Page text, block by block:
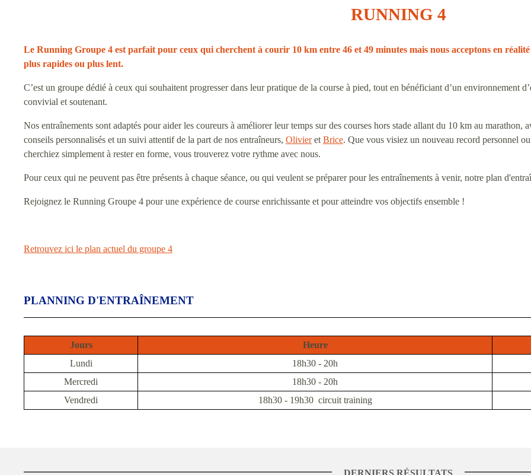
RUNNING 4
Le Running Groupe 4 est parfait pour ceux qui cherchent à courir 10 km entre 46 et 49 minutes mais nous acceptons en
plus rapides ou plus lent.
C’est un groupe dédié à ceux qui souhaitent progresser dans leur pratique de la course à pied, tout en bénéficiant d’un environnement
convivial et soutenant.
Nos entraînements sont adaptés pour aider les coureurs à améliorer leur temps sur des courses hors stade allant du 10 km au marathon,
conseils personnalisés et un suivi attentif de la part de nos entraîneurs, Olivieret Brice. Que vous visiez un nouveau record personnel
cherchiez simplement à rester en forme, vous trouverez votre rythme avec nous.
Pour ceux qui ne peuvent pas être présents à chaque séance, ou qui veulent se préparer pour les entraînements à venir, notre plan
Rejoignez le Running Groupe 4 pour une expérience de course enrichissante et pour atteindre vos objectifs ensemble !
Retrouvez ici le plan actuel du groupe 4
PLANNING D'ENTRAÎNEMENT
Jours Heure
Lundi
18h30 - 20h
Mercredi
18h30 - 20h
Vendredi
18h30 - 19h30 circuit training
DERNIERS RÉSULTATS